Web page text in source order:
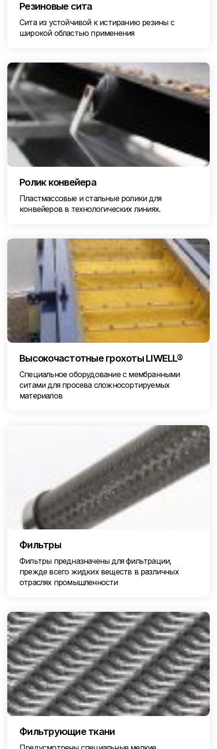
Резиновые сита
Сита из устойчивой к истиранию резины с
широкой областью применения
Ролик конвейера
Пластмассовые и стальные ролики для
конвейеров в технологических линиях.
Высокочастотные грохоты LIWELL®
Специальное оборудование с мембранными
ситами для просева сложносортируемых
материалов
Фильтры
Фильтры предназначены для фильтрации,
прежде всего жидких веществ в различных
отраслях промышленности
Фильтрующие ткани